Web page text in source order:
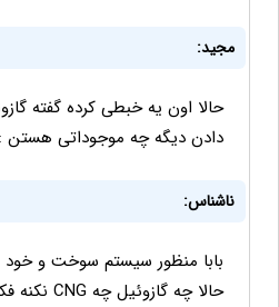
مجید:
حالا اون یه خبطی کرده گفته
دادن دیگه چه موجوداتی
ناشناس: